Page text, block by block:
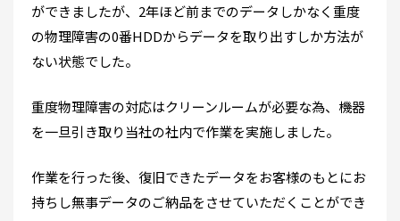
ができましたが、2年ほど前までのデータしかなく重度
の物理障害の0番HDDからデータを取り出すしか方法が
ない状態でした。
重度物理障害の対応はクリーンルームが必要な為、機器
を一旦引き取り当社の社内で作業を実施しました。
作業を行った後、復旧できたデータをお客様のもとにお
持ちし無事データのご納品をさせていただくことができ